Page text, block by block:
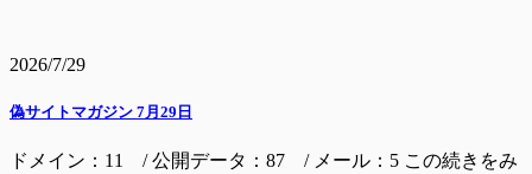
2026/7/29
偽サイトマガジン 7月29日
ドメイン：11 / 公開データ：87 / メール：5 この続きをみ